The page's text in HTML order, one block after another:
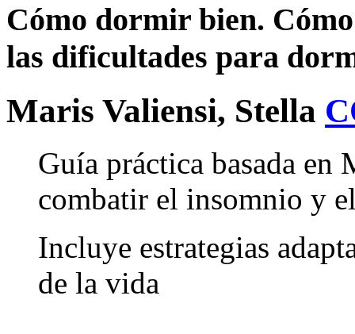
Cómo dormir bien.
las dificultades para
Maris Valiensi, Stella
Guía práctica basada en
combatir el insomnio y
Incluye estrategias
de la vida